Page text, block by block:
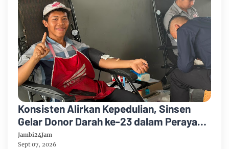
Konsisten Alirkan Kepedulian, Sinsen
Gelar Donor Darah ke-23 dalam Perayaan
Anniversary Sinsen
Jambi24Jam
Sept 07, 2026